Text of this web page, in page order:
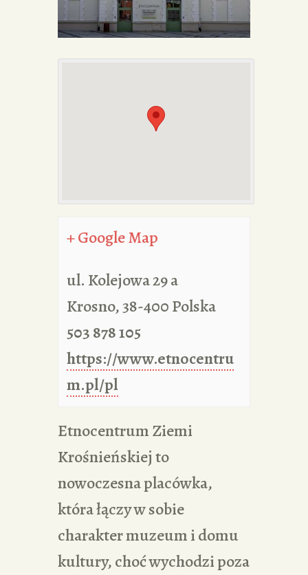
PORTFOLIA
REDAKCJA
+ Google Map
ul. Kolejowa 29 a
Krosno,38-400Polska
503 878 105
https://www.etnocentru
m.pl/pl
Etnocentrum Ziemi
Krośnieńskiej to
nowoczesna placówka,
która łączy w sobie
charakter muzeum i domu
kultury, choć wychodzi poza